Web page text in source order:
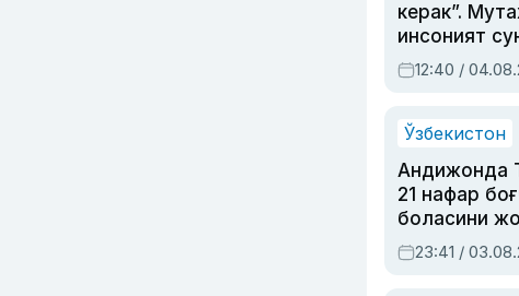
керак”.
инсоният
олмай
12:40 /
Ўзбекистон
Андижонда
21 нафар
боласини
содир этган
ҳукми ўқилди
23:41 /